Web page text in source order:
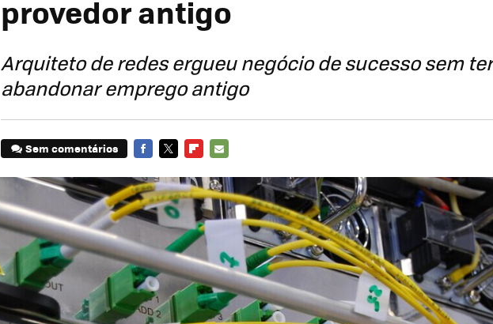
provedor antigo
Arquiteto de redes ergueu negócio de sucesso sem
abandonar emprego antigo
Sem comentários
MAIL